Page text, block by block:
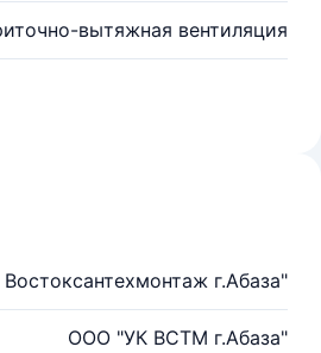
вытяжная вентиляция
г.Абаза"
ООО "УК ВСТМ г.Абаза"